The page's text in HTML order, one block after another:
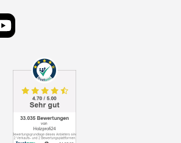
alle zwei Jahre wiederholt
dauerhaft vor Verformung,
preiswert – das Satteldach ist
Dachformen. Mit seinen zwei
lässt dieses Dach das
abfließen und bietet somit weniger